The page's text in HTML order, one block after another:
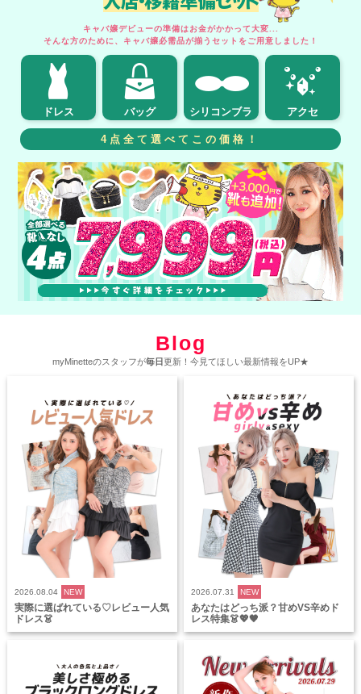
キャバ嬢デビューの準備はお金がかかって大変...
そんな方のために、キャバ嬢必需品が揃うセットをご用意しました！
ドレス バッグ シリコンブラ アクセ
4点全て選べてこの価格！
Blog
myMinetteのスタッフが毎日更新！今見てほしい最新情報をUP★
2026.08.04 NEW
実際に選ばれている♡レビュー人気
ドレス👗
2026.07.31 NEW
あなたはどっち派？甘めVS辛めド
レス特集👗💖🖤